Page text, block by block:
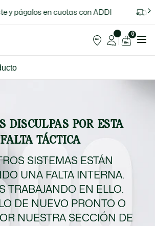
y págalos en cuotas con ADDI Sitio
0
DISCULPAS POR ESTA
FALTA TÁCTICA
SISTEMAS ESTÁN
UNA FALTA INTERNA.
TRABAJANDO EN ELLO.
DE NUEVO PRONTO O
NUESTRA SECCIÓN DE